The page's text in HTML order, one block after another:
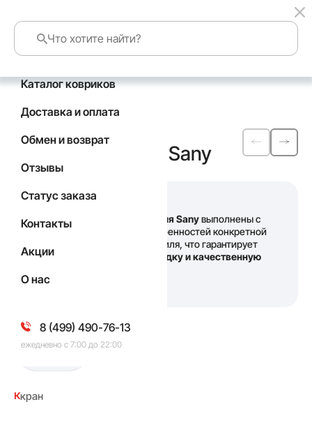
Каталог ковриков
Доставка и оплата
Обмен и возврат
Отзывы
Статус заказа
Контакты
Акции
О нас
8 (499) 490-76-13
ежедневно с 7:00 до 22:00
Автомобильные
коврикиEVA для Sany
коврики для Sanyвыполнены с
учетом всех особенностей конкретной
модели автомобиля, что гарантирует
идеальную посадку и качественную
Sany
ккран